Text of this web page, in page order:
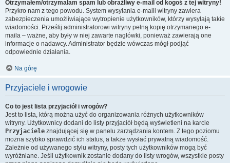
Otrzymałem/otrzymałam spam lub obraźliwy e-mail od kogoś z tej witryny!
Przykro nam z tego powodu. System wysyłania e-maili witryny zawiera
zabezpieczenia umożliwiające wytropienie użytkowników, którzy wysyłają takie
wiadomości. Prześlij administratorowi witryny pełną kopię otrzymanego e-
maila – ważne, aby były w niej zawarte nagłówki, ponieważ zawierają one
informacje o nadawcy. Administrator będzie wówczas mógł podjąć
odpowiednie działania.
Na górę
Przyjaciele i wrogowie
Co to jest lista przyjaciół i wrogów?
Jest to lista, którą można użyć do organizowania różnych użytkowników
witryny. Użytkownicy dodani do listy przyjaciół będą wyświetleni na karcie
Przyjaciele znajdującej się w panelu zarządzania kontem. Z tego poziomu
można szybko sprawdzić ich status, a także wysłać prywatną wiadomość.
Zależnie od używanego stylu witryny, posty tych użytkowników mogą być
wyróżniane. Jeśli użytkownik zostanie dodany do listy wrogów, wszystkie posty